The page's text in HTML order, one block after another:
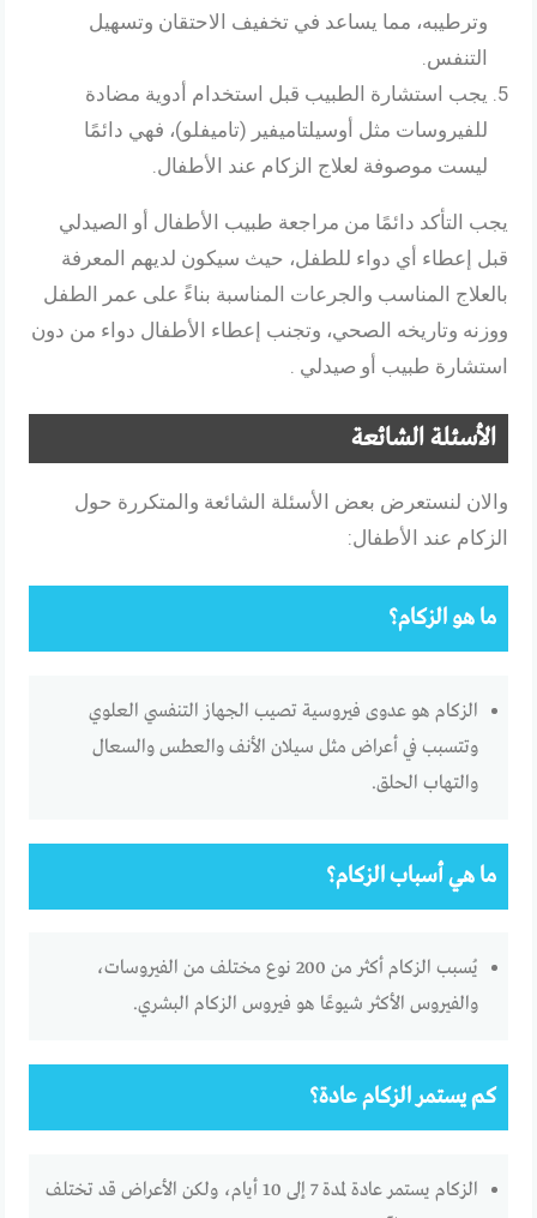
وترطيبه، مما يساعد في تخفيف الاحتقان وتسهيل
التنفس.
يجب استشارة الطبيب قبل استخدام أدوية مضادة
للفيروسات مثل أوسيلتاميفير (تاميفلو)، فهي دائمًا
ليست موصوفة لعلاج الزكام عند الأطفال.
يجب التأكد دائمًا من مراجعة طبيب الأطفال أو الصيدلي
قبل إعطاء أي دواء للطفل، حيث سيكون لديهم المعرفة
بالعلاج المناسب والجرعات المناسبة بناءً على عمر الطفل
ووزنه وتاريخه الصحي، وتجنب إعطاء الأطفال دواء من دون
استشارة طبيب أو صيدلي .
الأسئلة الشائعة
والان لنستعرض بعض الأسئلة الشائعة والمتكررة حول
الزكام عند الأطفال:
ما هو الزكام؟
الزكام هو عدوى فيروسية تصيب الجهاز التنفسي العلوي
وتتسبب في أعراض مثل سيلان الأنف والعطس والسعال
والتهاب الحلق.
ما هي أسباب الزكام؟
يُسبب الزكام أكثر من 200 نوع مختلف من الفيروسات،
والفيروس الأكثر شيوعًا هو فيروس الزكام البشري.
كم يستمر الزكام عادة؟
الزكام يستمر عادة لمدة 7 إلى 10 أيام، ولكن الأعراض قد تختلف